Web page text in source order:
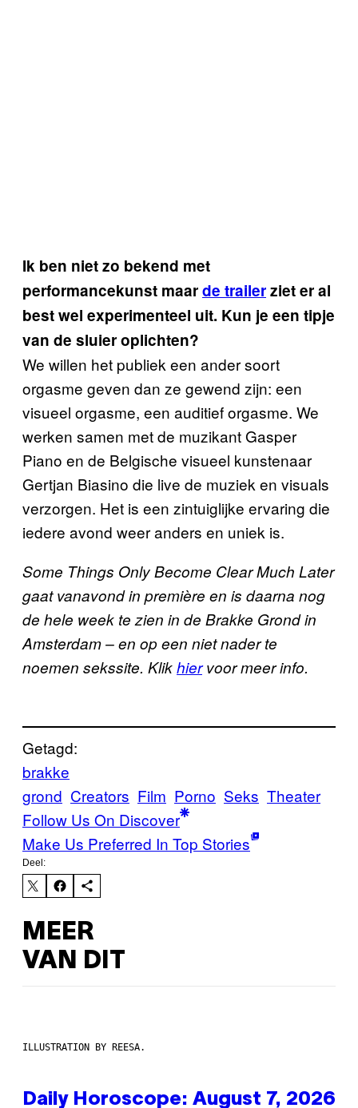
Ik ben niet zo bekend met
performancekunst maarde trailerziet er al
best wel experimenteel uit. Kun je een tipje
van de sluier oplichten?
We willen het publiek een ander soort
orgasme geven dan ze gewend zijn: een
visueel orgasme, een auditief orgasme. We
werken samen met de muzikant Gasper
Piano en de Belgische visueel kunstenaar
Gertjan Biasino die live de muziek en visuals
verzorgen. Het is een zintuiglijke ervaring die
iedere avond weer anders en uniek is.
Some Things Only Become Clear Much Later
gaat vanavond in première en is daarna nog
de hele week te zien in de Brakke Grond in
Amsterdam – en op een niet nader te
noemen sekssite. Klikhiervoor meer info.
Getagd:
brakke
grond Creators Film Porno Seks Theater
Follow Us On Discover
Make Us Preferred In Top Stories
Deel:
MEER
VAN DIT
ILLUSTRATION BY REESA.
Daily Horoscope: August 7, 2026